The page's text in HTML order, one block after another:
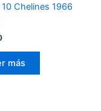
Chelines 1966
más